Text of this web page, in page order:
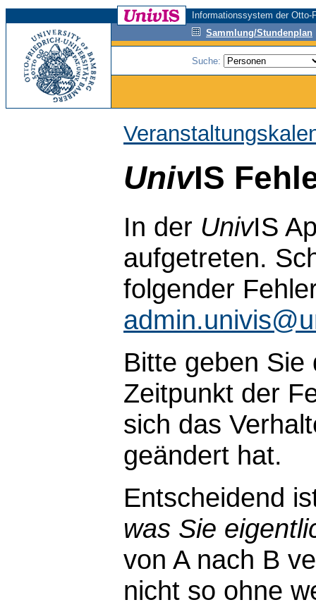
Informationssystem der
Sammlung/Stundenplan
Suche:
UnivIS
In der UnivIS
aufgetreten.
folgender
Bitte geben
Zeitpunkt der
sich das
geändert hat.
Entscheidend
was Sie
von A nach B
nicht so ohne